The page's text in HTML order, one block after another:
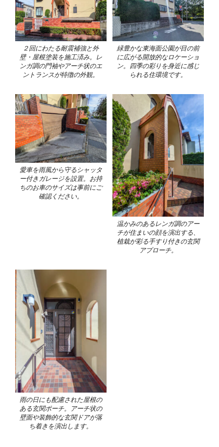
２回にわたる耐震補強と外
壁・屋根塗装を施工済み。レ
ンガ調の門袖やアーチ状のエ
ントランスが特徴の外観。
緑豊かな東海面公園が目の前
に広がる開放的なロケーショ
ン。四季の彩りを身近に感じ
られる住環境です。
愛車を雨風から守るシャッタ
ー付きガレージを設置。お持
ちのお車のサイズは事前にご
確認ください。
温かみのあるレンガ調のアー
チが住まいの顔を演出する、
植栽が彩る手すり付きの玄関
アプローチ。
雨の日にも配慮された屋根の
ある玄関ポーチ。アーチ状の
壁面や装飾的な玄関ドアが落
ち着きを演出します。